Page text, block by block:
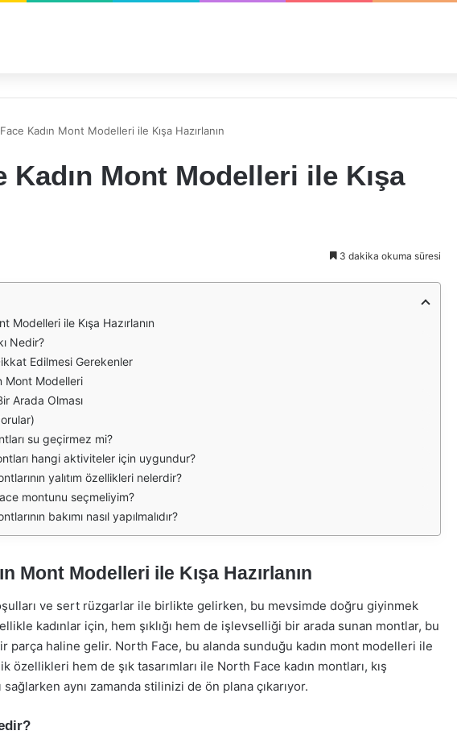
Kadın Mont Modelleri ile Kışa Hazırlanın
Kadın Mont Modelleri ile Kışa
3 dakika okuma süresi
Modelleri ile Kışa Hazırlanın
Nedir?
Edilmesi Gerekenler
Mont Modelleri
Arada Olması
su geçirmez mi?
hangi aktiviteler için uygundur?
yalıtım özellikleri nelerdir?
montunu seçmeliyim?
bakımı nasıl yapılmalıdır?
Mont Modelleri ile Kışa Hazırlanın
ve sert rüzgarlar ile birlikte gelirken, bu mevsimde doğru giyinmek
kadınlar için, hem şıklığı hem de işlevselliği bir arada sunan montlar, bu
parça haline gelir. North Face, bu alanda sunduğu kadın mont modelleri ile
özellikleri hem de şık tasarımları ile North Face kadın montları, kış
sağlarken aynı zamanda stilinizi de ön plana çıkarıyor.